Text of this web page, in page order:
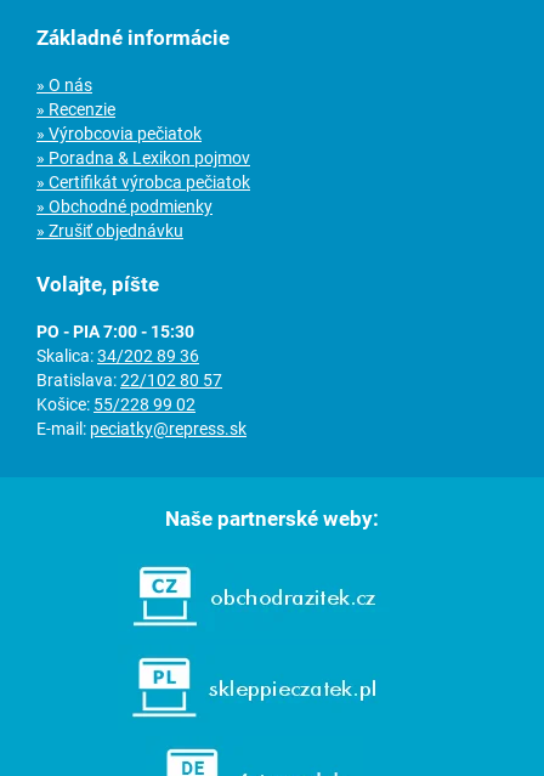
Základné informácie
» O nás
» Recenzie
» Výrobcovia pečiatok
» Poradna & Lexikon pojmov
» Certifikát výrobca pečiatok
» Obchodné podmienky
» Zrušiť objednávku
Volajte, píšte
PO - PIA 7:00 - 15:30
Skalica:34/202 89 36
Bratislava:22/102 80 57
Košice: 55/228 99 02
E-mail: peciatky@repress.sk
Naše partnerské weby: